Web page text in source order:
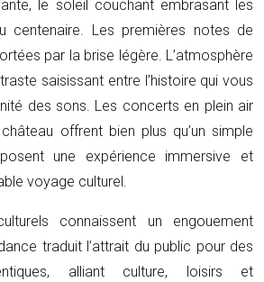
le soleil couchant embrasant les
centenaire. Les premières notes de
par la brise légère. L’atmosphère
saisissant entre l’histoire qui vous
des sons. Les concerts en plein air
offrent bien plus qu’un simple
une expérience immersive et
voyage culturel.
connaissent un engouement
traduit l’attrait du public pour des
alliant culture, loisirs et